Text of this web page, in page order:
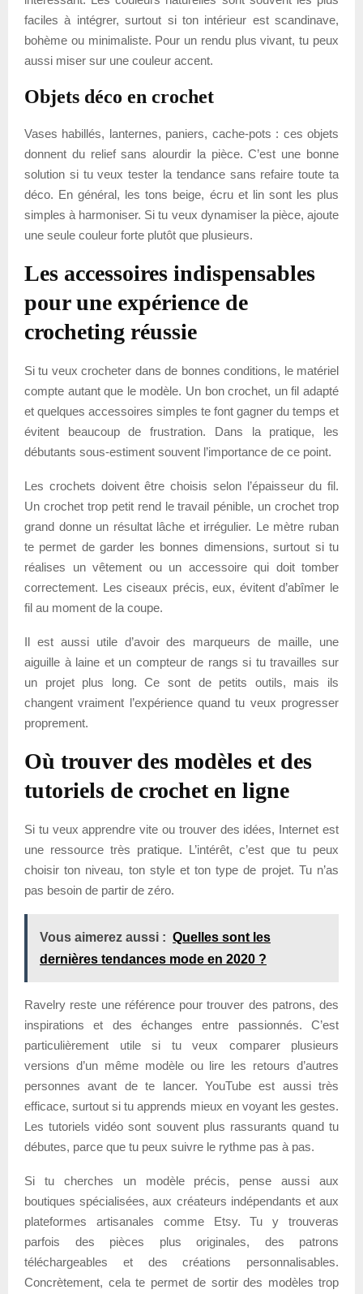
faciles à intégrer, surtout si ton intérieur est scandinave,
bohème ou minimaliste. Pour un rendu plus vivant, tu peux
aussi miser sur une couleur accent.
Objets déco en crochet
Vases habillés, lanternes, paniers, cache-pots : ces objets
donnent du relief sans alourdir la pièce. C’est une bonne
solution si tu veux tester la tendance sans refaire toute ta
déco. En général, les tons beige, écru et lin sont les plus
simples à harmoniser. Si tu veux dynamiser la pièce, ajoute
une seule couleur forte plutôt que plusieurs.
Les accessoires indispensables
pour une expérience de
crocheting réussie
Si tu veux crocheter dans de bonnes conditions, le matériel
compte autant que le modèle. Un bon crochet, un fil adapté
et quelques accessoires simples te font gagner du temps et
évitent beaucoup de frustration. Dans la pratique, les
débutants sous-estiment souvent l’importance de ce point.
Les crochets doivent être choisis selon l’épaisseur du fil.
Un crochet trop petit rend le travail pénible, un crochet trop
grand donne un résultat lâche et irrégulier. Le mètre ruban
te permet de garder les bonnes dimensions, surtout si tu
réalises un vêtement ou un accessoire qui doit tomber
correctement. Les ciseaux précis, eux, évitent d’abîmer le
fil au moment de la coupe.
Il est aussi utile d’avoir des marqueurs de maille, une
aiguille à laine et un compteur de rangs si tu travailles sur
un projet plus long. Ce sont de petits outils, mais ils
changent vraiment l’expérience quand tu veux progresser
proprement.
Où trouver des modèles et des
tutoriels de crochet en ligne
Si tu veux apprendre vite ou trouver des idées, Internet est
une ressource très pratique. L’intérêt, c’est que tu peux
choisir ton niveau, ton style et ton type de projet. Tu n’as
pas besoin de partir de zéro.
Vous aimerez aussi : Quelles sont les
dernières tendances mode en 2020 ?
Ravelry reste une référence pour trouver des patrons, des
inspirations et des échanges entre passionnés. C’est
particulièrement utile si tu veux comparer plusieurs
versions d’un même modèle ou lire les retours d’autres
personnes avant de te lancer. YouTube est aussi très
efficace, surtout si tu apprends mieux en voyant les gestes.
Les tutoriels vidéo sont souvent plus rassurants quand tu
débutes, parce que tu peux suivre le rythme pas à pas.
Si tu cherches un modèle précis, pense aussi aux
boutiques spécialisées, aux créateurs indépendants et aux
plateformes artisanales comme Etsy. Tu y trouveras
parfois des pièces plus originales, des patrons
téléchargeables et des créations personnalisables.
Concrètement, cela te permet de sortir des modèles trop